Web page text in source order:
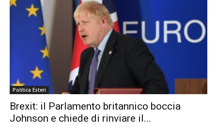
Politica Esteri
Brexit: il Parlamento britannico boccia
Johnson e chiede di rinviare il...